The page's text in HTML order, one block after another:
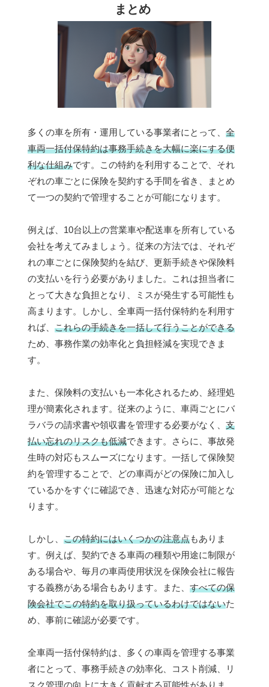
まとめ
多くの車を所有・運用している事業者にとって、 全
車両一括付保特約は事務手続きを大幅に楽にする便
利な仕組みです。この特約を利用することで、それ
ぞれの車ごとに保険を契約する手間を省き、まとめ
て一つの契約で管理することが可能になります。
例えば、10台以上の営業車や配送車を所有している
会社を考えてみましょう。従来の方法では、それぞ
れの車ごとに保険契約を結び、更新手続きや保険料
の支払いを行う必要がありました。これは担当者に
とって大きな負担となり、ミスが発生する可能性も
高まります。しかし、全車両一括付保特約を利用す
れば、 これらの手続きを一括して行うことができる
ため、事務作業の効率化と負担軽減を実現できま
す。
また、保険料の支払いも一本化されるため、経理処
理が簡素化されます。従来のように、車両ごとにバ
ラバラの請求書や領収書を管理する必要がなく、 支
払い忘れのリスクも低減できます。さらに、事故発
生時の対応もスムーズになります。一括して保険契
約を管理することで、どの車両がどの保険に加入し
ているかをすぐに確認でき、迅速な対応が可能とな
ります。
しかし、 この特約にはいくつかの注意点もありま
す。例えば、契約できる車両の種類や用途に制限が
ある場合や、毎月の車両使用状況を保険会社に報告
する義務がある場合もあります。また、 すべての保
険会社でこの特約を取り扱っているわけではないた
め、事前に確認が必要です。
全車両一括付保特約は、多くの車両を管理する事業
者にとって、事務手続きの効率化、コスト削減、リ
スク管理の向上に大きく貢献する可能性がありま